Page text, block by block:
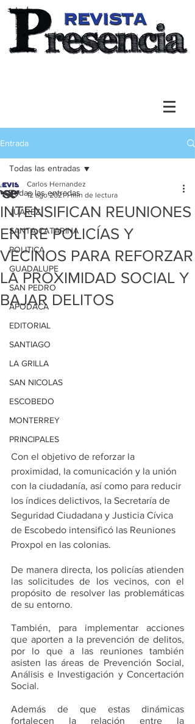
Entrada
Todas las entradas
JUAREZ
SANTA CATARINA
POLITICA
GUADALUPE
SAN PEDRO
APODACA
EDITORIAL
SANTIAGO
LA GRILLA
SAN NICOLAS
ESCOBEDO
MONTERREY
PRINCIPALES
Todas las entradas
INTENSIFICAN REUNIONES
ENTRE POLICÍAS Y
VECINOS PARA REFORZAR
LA PROXIMIDAD SOCIAL Y
BAJAR DELITOS
Carlos Hernandez
12 ago 2021 1 min de lectura
Con el objetivo de reforzar la
proximidad, la comunicación y la unión
con la ciudadanía, así como para reducir
los índices delictivos, la Secretaría de
Seguridad Ciudadana y Justicia Cívica
de Escobedo intensificó las Reuniones
Proxpol en las colonias.
De manera directa, los policías atienden
las solicitudes de los vecinos, con el
propósito de resolver las problemáticas
de su entorno.
También, para implementar acciones
que aporten a la prevención de delitos,
por lo que a las reuniones también
asisten las áreas de Prevención Social,
Análisis e Investigación y Concertación
Social.
Además de que estas dinámicas
fortalecen la relación entre la